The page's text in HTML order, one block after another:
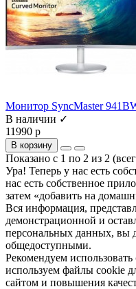
Монитор SyncMaster
В наличии ✓
11990 р
В корзину
Показано с 1 по 2 из 2
Ура! Теперь у нас есть
нас есть собственное
затем «добавить на
Вся информация,
демонстрационной и
персональных данных, вы
общедоступными.
Рекомендуем
используем файлы cookie
сайтом и повышения